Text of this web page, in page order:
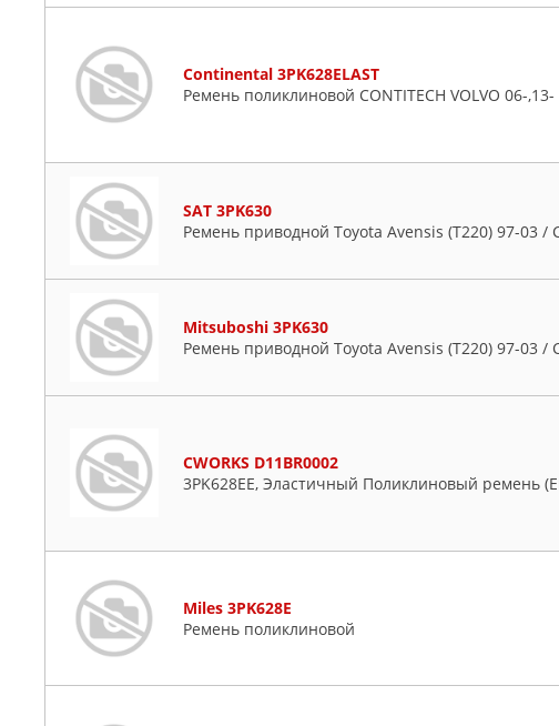
Continental 3PK628ELAST
Ремень поликлиновой CONTITECH VOLVO 06-,13-
SAT 3PK630
Ремень приводной Toyota Avensis (T220) 97-03 /
Mitsuboshi 3PK630
Ремень приводной Toyota Avensis (T220) 97-03 /
CWORKS D11BR0002
3PK628EE, Эластичный Поликлиновый ремень
Miles 3PK628E
Ремень поликлиновой